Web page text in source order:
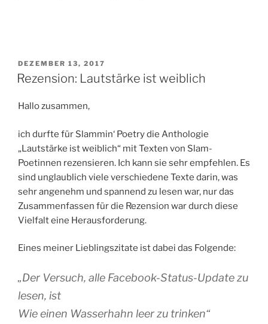
VERÖFFENTLICHT
AM
DEZEMBER 13, 2017
Rezension: Lautstärke ist weiblich
Hallo zusammen,
ich durfte für Slammin‘ Poetry die Anthologie
„Lautstärke ist weiblich“ mit Texten von Slam-
Poetinnen rezensieren. Ich kann sie sehr empfehlen. Es
sind unglaublich viele verschiedene Texte darin, was
sehr angenehm und spannend zu lesen war, nur das
Zusammenfassen für die Rezension war durch diese
Vielfalt eine Herausforderung.
Eines meiner Lieblingszitate ist dabei das Folgende:
„Der Versuch, alle Facebook-Status-Update zu
lesen, ist
Wie einen Wasserhahn leer zu trinken“